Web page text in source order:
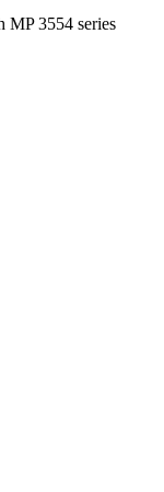
MP 3554 series